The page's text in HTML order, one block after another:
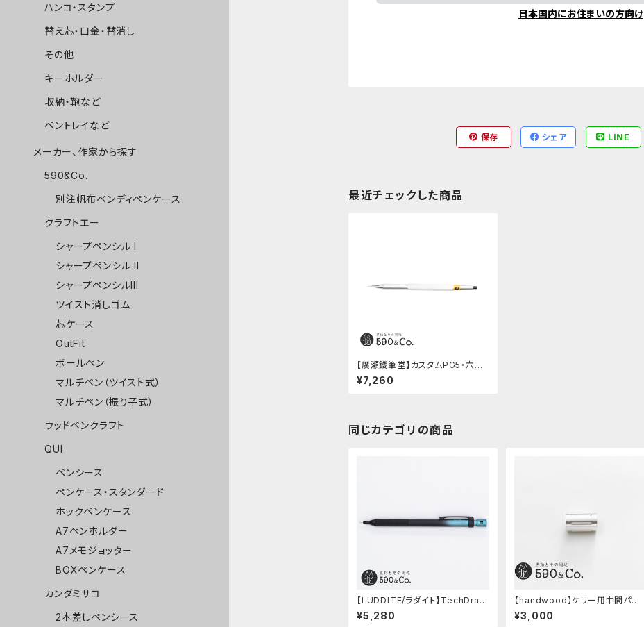
日本国内にお住まいの方向け
保存 シェア LINE
最近チェックした商品
【廣瀬鐵筆堂】カスタムPG5・六角
軸 丸グリップ(アルミ)
¥7,260
同じカテゴリの商品
【LUDDITE/ラダイト】TechDraw
2 グラデーションモデル (LDB-MP
2GB1-05)
¥5,280
【handwood】ケリー用中間パー
ツ/カスタムグリップ (縦溝/超超ジ
ュラルミン)
¥3,000
ハンコ・スタンプ
替え芯・口金・替消し
その他
キーホルダー
収納・鞄など
ペントレイなど
メーカー、作家から探す
590&Co.
別注帆布ベンディペンケース
クラフトエー
シャープペンシル I
シャープペンシル II
シャープペンシルIII
ツイスト消しゴム
芯ケース
OutFit
ボールペン
マルチペン（ツイスト式）
マルチペン（振り子式）
ウッドペンクラフト
QUI
ペンシース
ペンケース・スタンダード
ホックペンケース
A7ペンホルダー
A7メモジョッター
BOXペンケース
カンダミサコ
2本差しペンシース